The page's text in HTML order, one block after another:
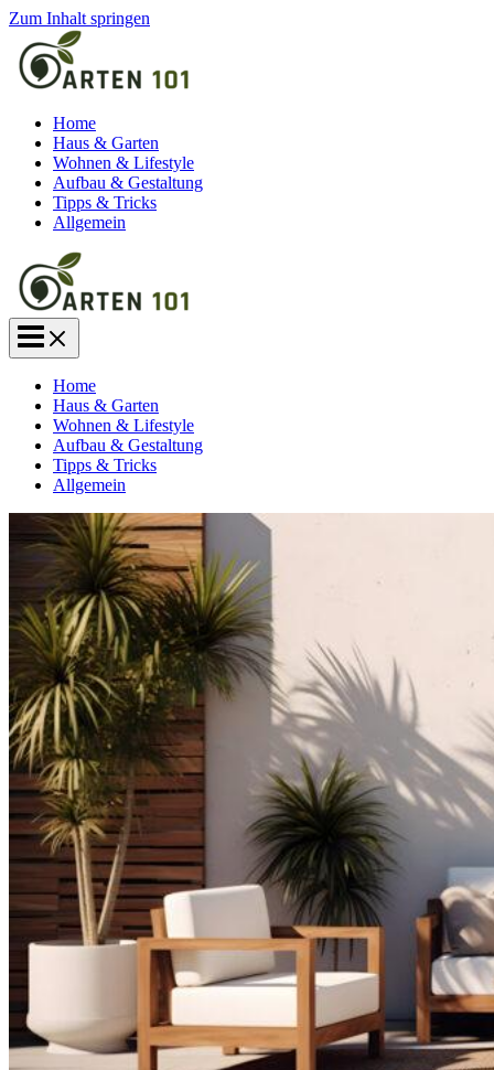
Zum Inhalt springen
Home
Haus & Garten
Wohnen & Lifestyle
Aufbau & Gestaltung
Tipps & Tricks
Allgemein
Home
Haus & Garten
Wohnen & Lifestyle
Aufbau & Gestaltung
Tipps & Tricks
Allgemein